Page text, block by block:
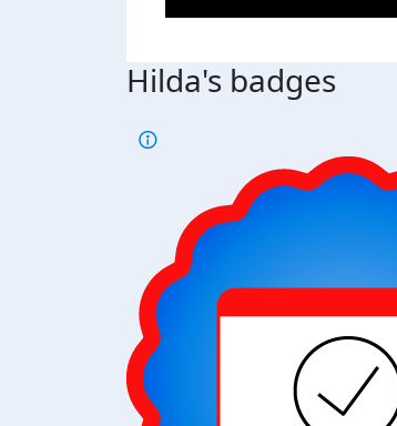
Hilda's badges